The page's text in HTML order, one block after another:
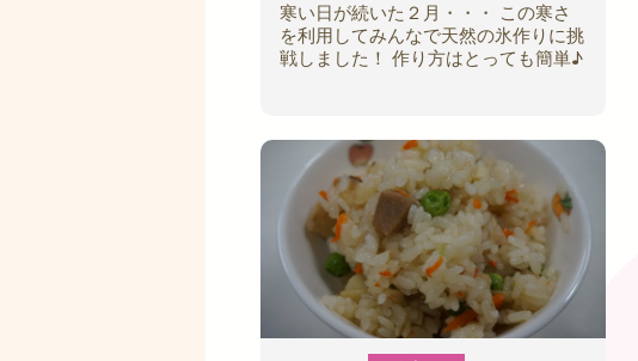
寒い日が続いた２月・・・ この寒さ
を利用してみんなで天然の氷作りに挑
戦しました！ 作り方はとっても簡単♪